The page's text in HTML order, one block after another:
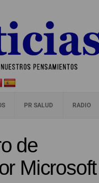
PR SALUD RADIO
de
Microsoft